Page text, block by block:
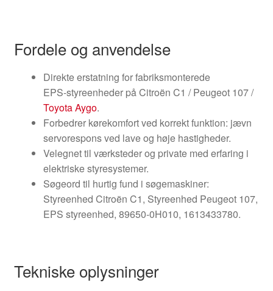
Fordele og anvendelse
Direkte erstatning for fabriksmonterede
EPS‑styreenheder på Citroën C1 / Peugeot 107 /
Toyota Aygo.
Forbedrer kørekomfort ved korrekt funktion: jævn
servorespons ved lave og høje hastigheder.
Velegnet til værksteder og private med erfaring i
elektriske styresystemer.
Søgeord til hurtig fund i søgemaskiner:
Styreenhed Citroën C1, Styreenhed Peugeot 107,
EPS styreenhed, 89650‑0H010, 1613433780.
Tekniske oplysninger